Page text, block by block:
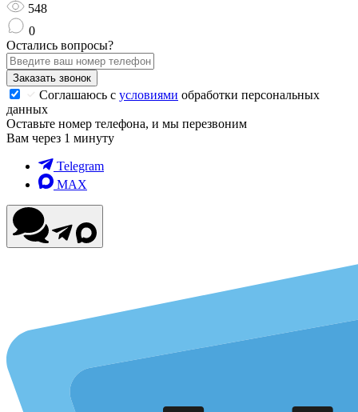
548
0
Остались вопросы?
Заказать звонок
Соглашаюсь с условиями обработки персональных
данных
Оставьте номер телефона, и мы перезвоним
Вам через 1 минуту
Telegram
MAX